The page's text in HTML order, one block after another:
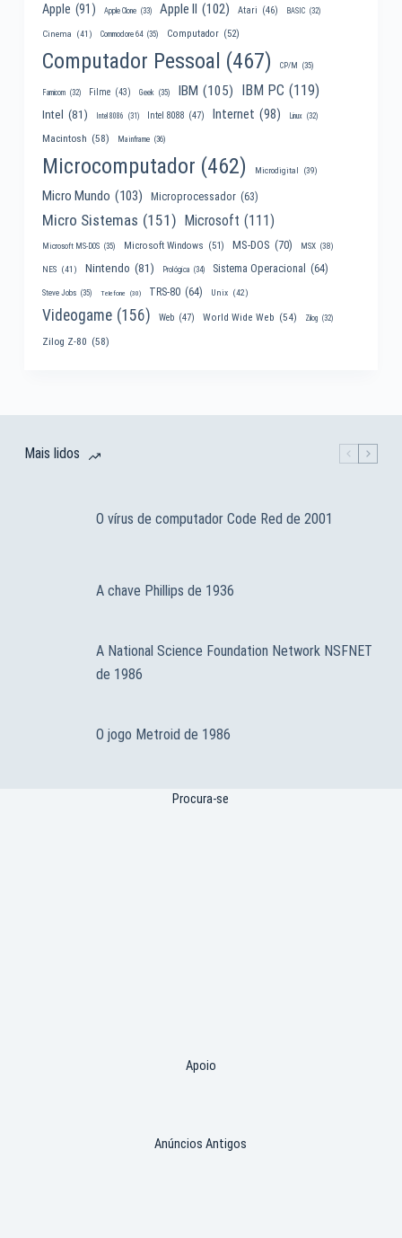
Apple (91) Apple Clone (33) Apple II (102) Atari (46) BASIC (32)
Cinema (41) Commodore 64 (35) Computador (52)
Computador Pessoal (467) CP/M (35)
Famicom (32) Filme (43) Geek (35) IBM (105) IBM PC (119)
Intel (81) Intel 8086 (31) Intel 8088 (47) Internet (98) Linux (32)
Macintosh (58) Mainframe (36)
Microcomputador (462) Microdigital (39)
Micro Mundo (103) Microprocessador (63)
Micro Sistemas (151) Microsoft (111)
Microsoft MS-DOS (35) Microsoft Windows (51) MS-DOS (70) MSX (38)
NES (41) Nintendo (81) Prológica (34) Sistema Operacional (64)
Steve Jobs (35) Telefone (30) TRS-80 (64) Unix (42)
Videogame (156) Web (47) World Wide Web (54) Zilog (32)
Zilog Z-80 (58)
Mais lidos
O vírus de computador Code Red de 2001
A chave Phillips de 1936
A National Science Foundation Network NSFNET
de 1986
O jogo Metroid de 1986
Procura-se
Apoio
Anúncios Antigos